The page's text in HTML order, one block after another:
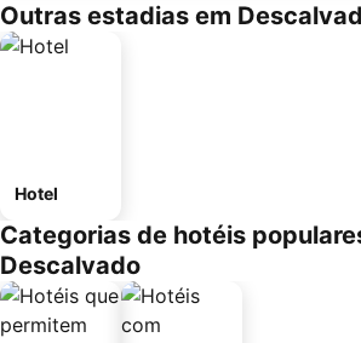
Outras estadias em
Hotel
Categorias de hotéis
Descalvado